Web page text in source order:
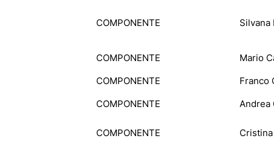
COMPONENTE Silvana
COMPONENTE Mario
COMPONENTE Franco
COMPONENTE Andrea
COMPONENTE